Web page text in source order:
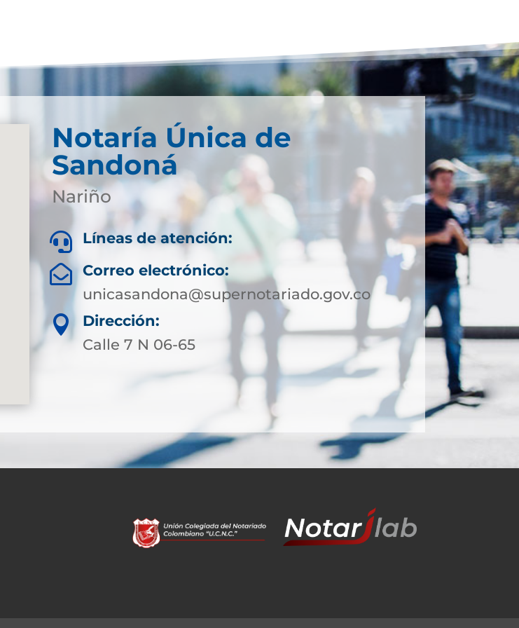
Notaría Única de
Sandoná
Nariño
 Líneas de atención:

Correo electrónico:
unicasandona@supernotariado.gov.co

Dirección:
Calle 7 N 06-65